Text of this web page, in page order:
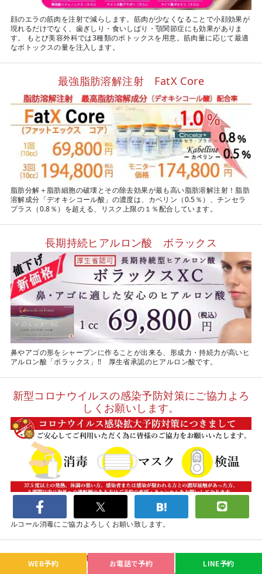
WEB予約 お電話で予約 LINE予約
顔のエラの筋肉を注射で減らします。筋肉が少なくなることで小顔効果が
現れるだけでなく、歯ぎしり・食いしばり・顎関節症にも効果がありま
す。 もとび美容外科では3種類のボトックスを用意。筋肉量に応じて最適
なボトックスの量を注入します。
最強脂肪溶解注射 FatX Core
脂肪分解＋脂肪細胞の破壊とその除去効果が最も高い脂肪溶解注射！脂肪
溶解成分「デオキシコール酸」の濃度は、カベリン（0.5％）、チンセラ
プラス（0.8％）を超える、リスク上限の１％配合しています。
長期持続ヒアルロン酸 ボラックス
鼻やアゴの形をシャープンに作ることが出来る、形成力・持続力が高いヒ
アルロン酸「ボラックス」‼ 厚生省承認のヒアルロン酸です。
新型コロナウイルスの感染予防対策にご協力よろ
しくお願いします。
当院では新型コロナウイルス対策としてマスクを着用していただいており
ます。（マスクがない方は受付で購入できます。）また、検温や手指のア
ルコール消毒にご協力よろしくお願い致します。
BNLS Ultimate（アルティメット）